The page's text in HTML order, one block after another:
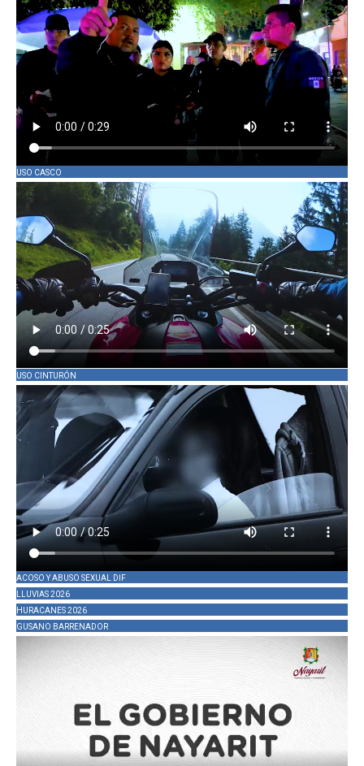
USO CASCO
USO CINTURÓN
ACOSO Y ABUSO SEXUAL DIF
LLUVIAS 2026
HURACANES 2026
GUSANO BARRENADOR